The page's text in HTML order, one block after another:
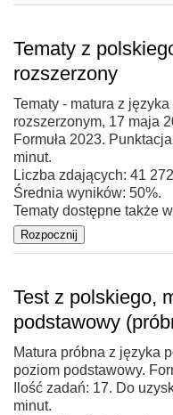
Tematy z
rozszerzony
Tematy - matura z
rozszerzonym, 17 maja
Formuła 2023.
minut.
Liczba zdających: 41
Średnia wyników: 50%.
Tematy dostępne także
Test z polskiego,
podstawowy
Matura próbna z języka
poziom podstawowy.
Ilość zadań: 17. Do
minut.